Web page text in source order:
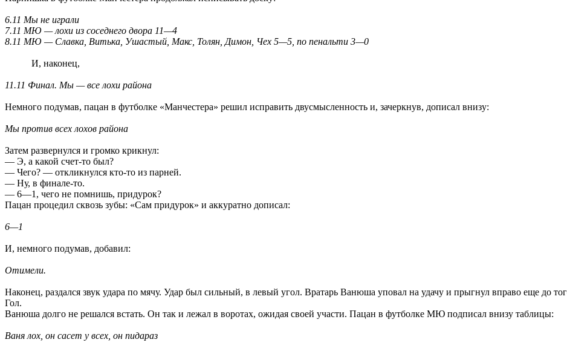
6.11 Мы не играли
7.11 МЮ — лохи из соседнего двора 11—4
8.11 МЮ — Славка, Витька, Ушастый, Макс, Толян, Димон, Чех 5—5, по пенальти 3—0
И, наконец,
11.11 Финал. Мы — все лохи района
Немного подумав, пацан в футболке «Манчестера» решил исправить двусмысленность и, зачеркнув, дописал внизу:
Мы против всех лохов района
Затем развернулся и громко крикнул:
— Э, а какой счет-то был?
— Чего? — откликнулся кто-то из парней.
— Ну, в финале-то.
— 6—1, чего не помнишь, придурок?
Пацан процедил сквозь зубы: «Сам придурок» и аккуратно дописал:
6—1
И, немного подумав, добавил:
Отимели.
Наконец, раздался звук удара по мячу. Удар был сильный, в левый угол. Вратарь Ванюша уповал на удачу и прыгнул вправо еще до
Гол.
Ванюша долго не решался встать. Он так и лежал в воротах, ожидая своей участи. Пацан в футболке МЮ подписал внизу таблицы:
Ваня лох, он сасет у всех, он пидараз